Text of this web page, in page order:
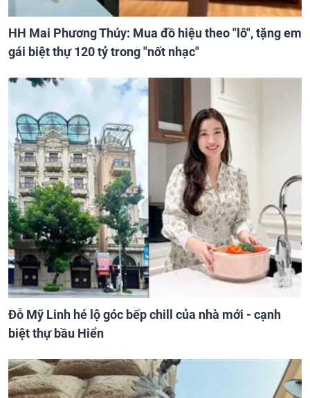
HH Mai Phương Thúy: Mua đồ hiệu theo "lô", tặng em
gái biệt thự 120 tỷ trong "nốt nhạc"
Đỗ Mỹ Linh hé lộ góc bếp chill của nhà mới - cạnh
biệt thự bầu Hiển